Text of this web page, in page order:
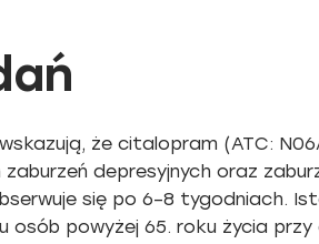
że citalopram (ATC:
depresyjnych oraz
się po 6–8 tygodniach.
osób powyżej 65. roku życia